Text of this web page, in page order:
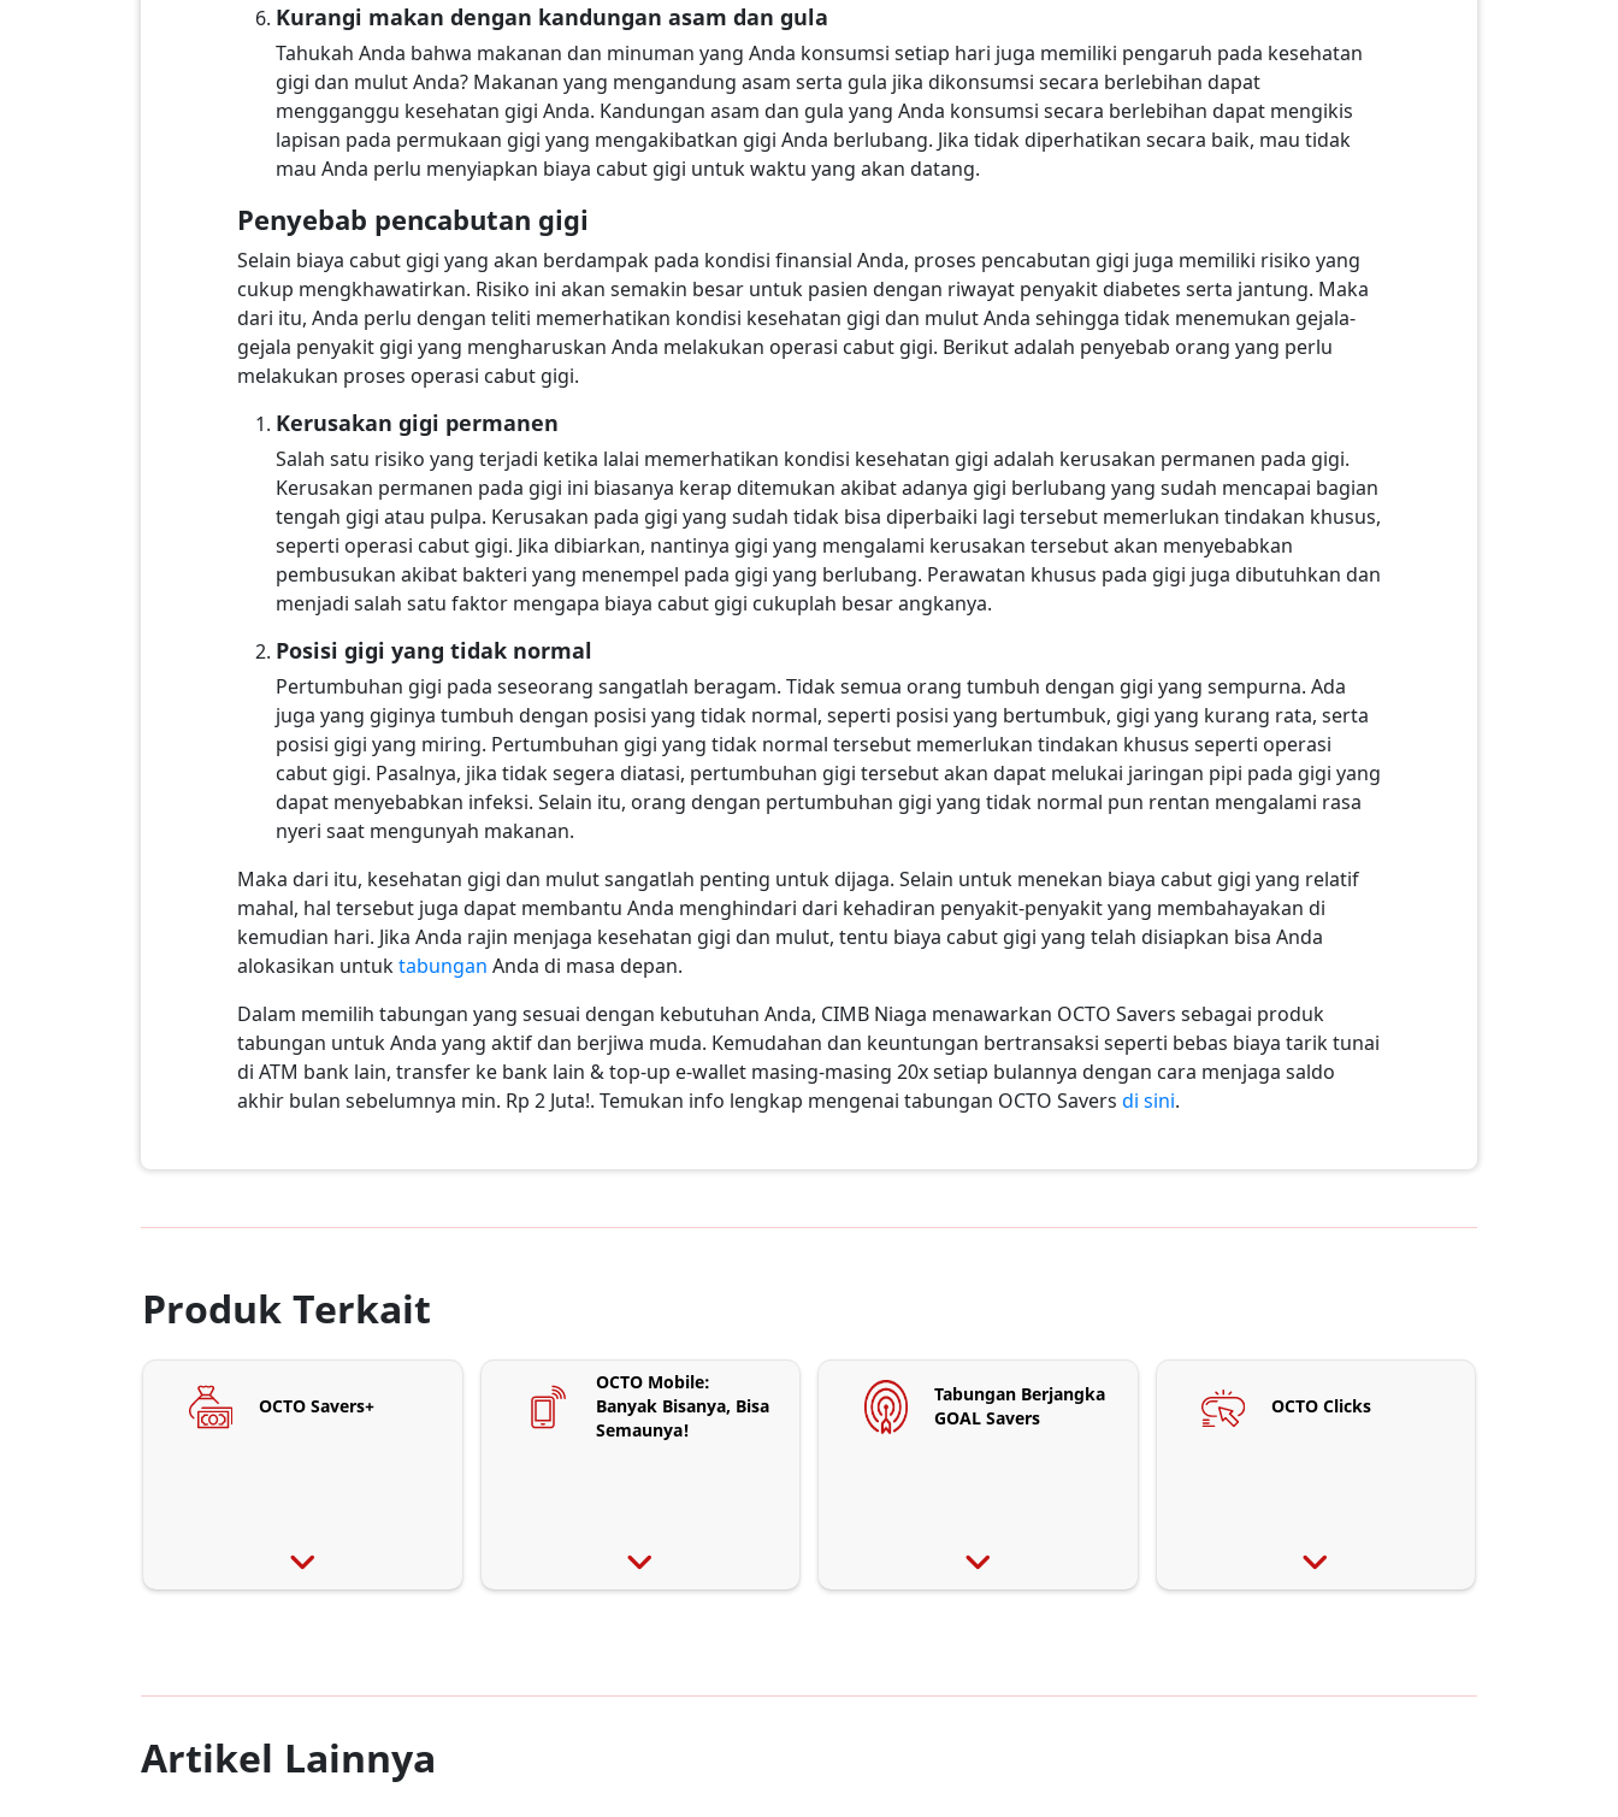
Kurangi makan dengan kandungan asam dan gula
Tahukah Anda bahwa makanan dan minuman yang Anda konsumsi setiap hari juga memiliki pengaruh pada kesehatan
gigi dan mulut Anda? Makanan yang mengandung asam serta gula jika dikonsumsi secara berlebihan dapat
mengganggu kesehatan gigi Anda. Kandungan asam dan gula yang Anda konsumsi secara berlebihan dapat mengikis
lapisan pada permukaan gigi yang mengakibatkan gigi Anda berlubang. Jika tidak diperhatikan secara baik, mau tidak
mau Anda perlu menyiapkan biaya cabut gigi untuk waktu yang akan datang.
Penyebab pencabutan gigi
Selain biaya cabut gigi yang akan berdampak pada kondisi finansial Anda, proses pencabutan gigi juga memiliki risiko yang
cukup mengkhawatirkan. Risiko ini akan semakin besar untuk pasien dengan riwayat penyakit diabetes serta jantung. Maka
dari itu, Anda perlu dengan teliti memerhatikan kondisi kesehatan gigi dan mulut Anda sehingga tidak menemukan gejala-
gejala penyakit gigi yang mengharuskan Anda melakukan operasi cabut gigi. Berikut adalah penyebab orang yang perlu
melakukan proses operasi cabut gigi.
Kerusakan gigi permanen
Salah satu risiko yang terjadi ketika lalai memerhatikan kondisi kesehatan gigi adalah kerusakan permanen pada gigi.
Kerusakan permanen pada gigi ini biasanya kerap ditemukan akibat adanya gigi berlubang yang sudah mencapai bagian
tengah gigi atau pulpa. Kerusakan pada gigi yang sudah tidak bisa diperbaiki lagi tersebut memerlukan tindakan khusus,
seperti operasi cabut gigi. Jika dibiarkan, nantinya gigi yang mengalami kerusakan tersebut akan menyebabkan
pembusukan akibat bakteri yang menempel pada gigi yang berlubang. Perawatan khusus pada gigi juga dibutuhkan dan
menjadi salah satu faktor mengapa biaya cabut gigi cukuplah besar angkanya.
Posisi gigi yang tidak normal
Pertumbuhan gigi pada seseorang sangatlah beragam. Tidak semua orang tumbuh dengan gigi yang sempurna. Ada
juga yang giginya tumbuh dengan posisi yang tidak normal, seperti posisi yang bertumbuk, gigi yang kurang rata, serta
posisi gigi yang miring. Pertumbuhan gigi yang tidak normal tersebut memerlukan tindakan khusus seperti operasi
cabut gigi. Pasalnya, jika tidak segera diatasi, pertumbuhan gigi tersebut akan dapat melukai jaringan pipi pada gigi yang
dapat menyebabkan infeksi. Selain itu, orang dengan pertumbuhan gigi yang tidak normal pun rentan mengalami rasa
nyeri saat mengunyah makanan.
Maka dari itu, kesehatan gigi dan mulut sangatlah penting untuk dijaga. Selain untuk menekan biaya cabut gigi yang relatif
mahal, hal tersebut juga dapat membantu Anda menghindari dari kehadiran penyakit-penyakit yang membahayakan di
kemudian hari. Jika Anda rajin menjaga kesehatan gigi dan mulut, tentu biaya cabut gigi yang telah disiapkan bisa Anda
alokasikan untuktabungan Anda di masa depan.
Dalam memilih tabungan yang sesuai dengan kebutuhan Anda, CIMB Niaga menawarkan OCTO Savers sebagai produk
tabungan untuk Anda yang aktif dan berjiwa muda. Kemudahan dan keuntungan bertransaksi seperti bebas biaya tarik tunai
di ATM bank lain, transfer ke bank lain & top-up e-wallet masing-masing 20x setiap bulannya dengan cara menjaga saldo
akhir bulan sebelumnya min. Rp 2 Juta!. Temukan info lengkap mengenai tabungan OCTO Savers di sini.
Produk Terkait
OCTO Savers+
OCTO Mobile:
Banyak Bisanya, Bisa
Semaunya!
Tabungan Berjangka
GOAL Savers
OCTO Clicks
Artikel Lainnya